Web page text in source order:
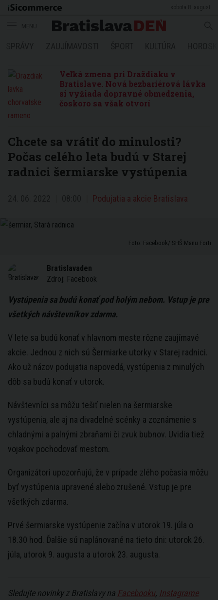
Veľká zmena pri Draždiaku v
Bratislave. Nová bezbariérová lávka
si vyžiada dopravné obmedzenia,
čoskoro sa však otvorí
Chcete sa vrátiť do minulosti?
Počas celého leta budú v Starej
radnici šermiarske vystúpenia
Podujatia a akcie Bratislava
Foto: Facebook/ SHŠ Manu Forti
Bratislavaden
Zdroj: Facebook
Vystúpenia sa budú konať pod holým nebom. Vstup je pre
všetkých návštevníkov zdarma.
V lete sa budú konať v hlavnom meste rôzne zaujímavé
akcie. Jednou z nich sú Šermiarke utorky v Starej radnici.
Ako už názov podujatia napovedá, vystúpenia z minulých
dôb sa budú konať v utorok.
Návštevníci sa môžu tešiť nielen na šermiarske
vystúpenia, ale aj na divadelné scénky a zoznámenie s
chladnými a palnými zbraňami či zvuk bubnov. Uvidia tiež
vojakov pochodovať mestom.
Organizátori upozorňujú, že v prípade zlého počasia môžu
byť vystúpenia upravené alebo zrušené. Vstup je pre
všetkých zdarma.
Prvé šermiarske vystúpenie začína v utorok 19. júla o
18.30 hod. Ďalšie sú naplánované na tieto dni: utorok 26.
júla, utorok 9. augusta a utorok 23. augusta.
Sledujte novinky z Bratislavy na Facebooku, Instagrame